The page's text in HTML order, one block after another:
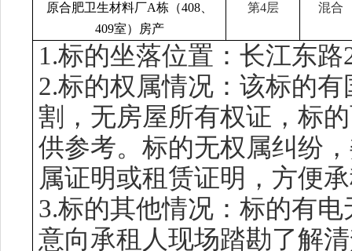
原合肥卫生材料厂A栋（408、
409室）房产
第4层 混合
1.标的坐落位置 ：长江东路
2.标的权属情况 ：该标的
割，无房屋所有权证 ，标
供参考。标的无权属纠纷
属证明或租赁证明，方便
3.标的其他情况：标的有
意向承租人现场踏勘了解